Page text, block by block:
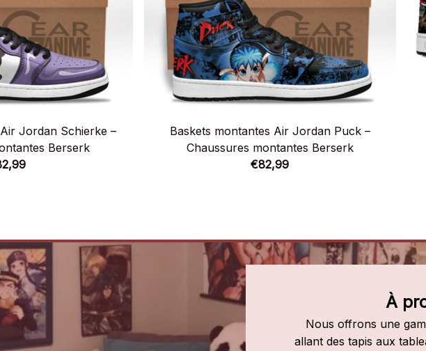
Jordan Schierke –
Berserk
Baskets montantes Air Jordan Puck –
Chaussures montantes Berserk
€82,99
À
Nous offrons une
allant des tapis aux